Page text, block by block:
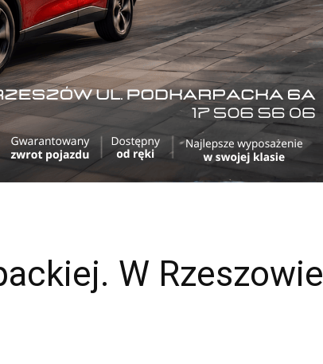
W Rzeszowie